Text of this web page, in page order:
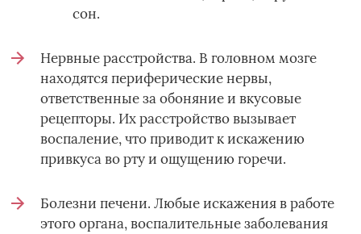
сон.
Нервные расстройства. В головном мозге
находятся периферические нервы,
ответственные за обоняние и вкусовые
рецепторы. Их расстройство вызывает
воспаление, что приводит к искажению
привкуса во рту и ощущению горечи.
Болезни печени. Любые искажения в работе
этого органа, воспалительные заболевания